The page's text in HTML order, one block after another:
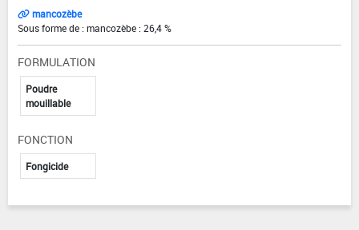
mancozèbe
Sous forme de : mancozèbe : 26,4 %
FORMULATION
Poudre
mouillable
FONCTION
Fongicide